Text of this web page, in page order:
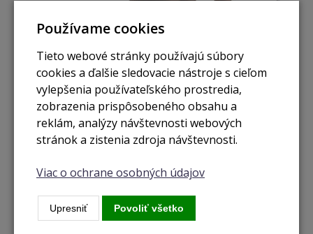
Čip Apple T2 Security​.
MacBook Air má Apple T2 Security – druhú generáciu
špeciálneho čipu, ktorý Apple vyvinul, aby bol MacBook Air
ešte bezpečnejší. Takže keď Mac pomocou Touch ID
alebo zaplatíš obchodníkovi na webe, zostanú tvoje
informácie v bezpečí. A vďaka šifrovaniu za behu sa všetky
dáta na SSD automaticky ukladajú plne zašifrované.
Používame cookies
Tieto webové stránky používajú súbory
cookies a ďalšie sledovacie nástroje s cieľom
vylepšenia používateľského prostredia,
zobrazenia prispôsobeného obsahu a
reklám, analýzy návštevnosti webových
stránok a zistenia zdroja návštevnosti.
Viac o ochrane osobných údajov
Upresniť Povoliť všetko